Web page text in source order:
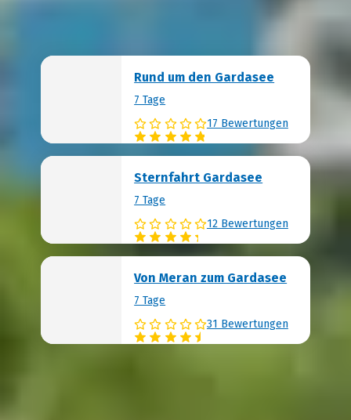
Rund um den Gardasee
7 Tage
17 Bewertungen
Sternfahrt Gardasee
7 Tage
12 Bewertungen
Von Meran zum Gardasee
7 Tage
31 Bewertungen